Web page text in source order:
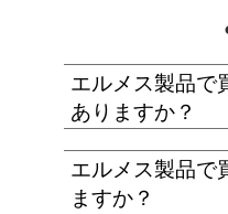
エルメス製品で
ありますか？
エルメス製品で
ますか？